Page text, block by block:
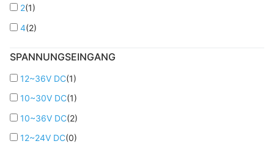
2(1)
4(2)
SPANNUNGSEINGANG
12~36V DC(1)
10~30V DC(1)
10~36V DC(2)
12~24V DC(0)